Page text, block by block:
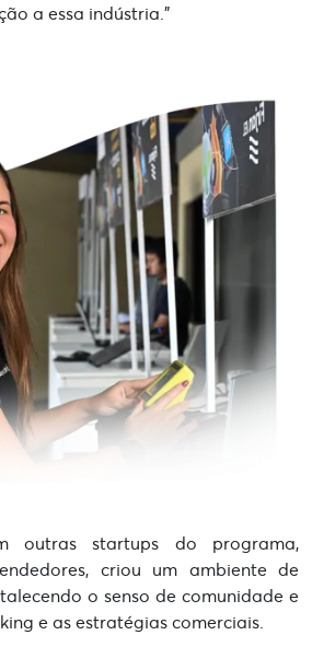
a essa indústria.”
outras startups do programa,
criou um ambiente de
o senso de comunidade e
e as estratégias comerciais.